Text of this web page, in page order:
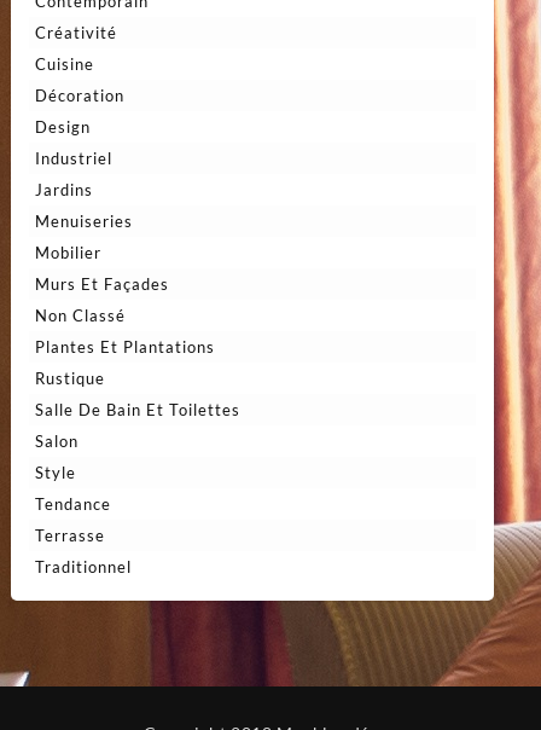
Créativité
Cuisine
Décoration
Design
Industriel
Jardins
Menuiseries
Mobilier
Murs Et Façades
Non Classé
Plantes Et Plantations
Rustique
Salle De Bain Et Toilettes
Salon
Style
Tendance
Terrasse
Traditionnel